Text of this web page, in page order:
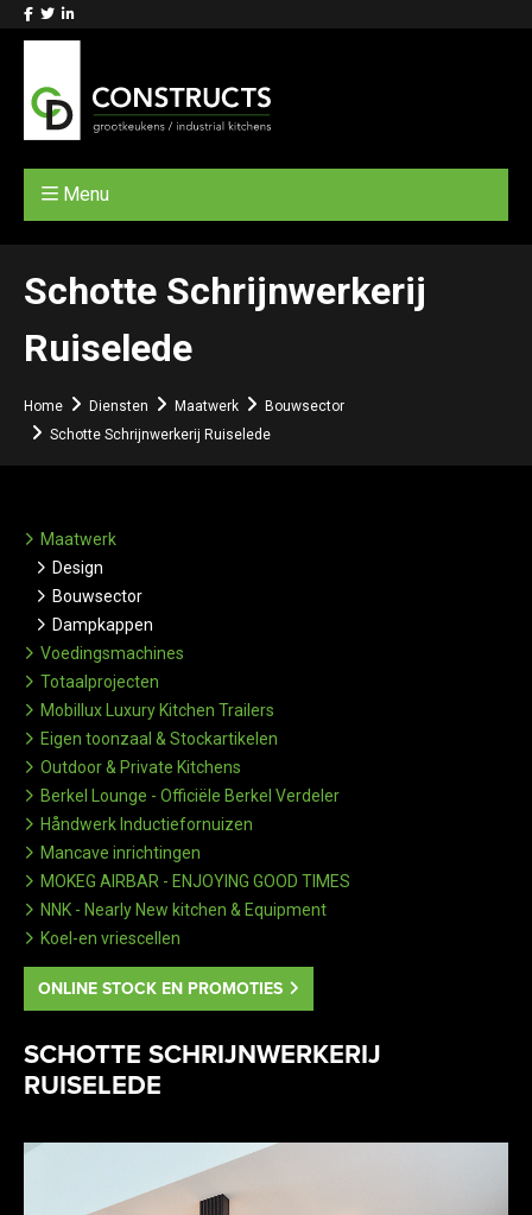
Menu
Schotte Schrijnwerkerij
Ruiselede
Home Diensten Maatwerk
Bouwsector
Schotte Schrijnwerkerij Ruiselede
Maatwerk
Design
Bouwsector
Dampkappen
Voedingsmachines
Totaalprojecten
Mobillux Luxury Kitchen Trailers
Eigen toonzaal & Stockartikelen
Outdoor & Private Kitchens
Berkel Lounge - Officiële Berkel Verdeler
Håndwerk Inductiefornuizen
Mancave inrichtingen
MOKEG AIRBAR - ENJOYING GOOD TIMES
NNK - Nearly New kitchen & Equipment
Koel-en vriescellen
ONLINE STOCK EN PROMOTIES
SCHOTTE SCHRIJNWERKERIJ
RUISELEDE